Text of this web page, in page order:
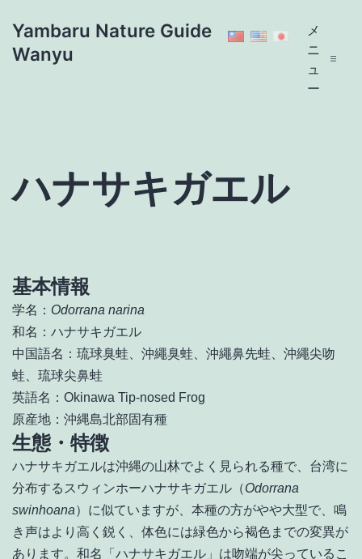
Yambaru Nature Guide
Wanyu
メ
ニ
ュ
ー
ハナサキガエル
基本情報
学名： Odorrana narina
和名：ハナサキガエル
中国語名：琉球臭蛙、沖繩臭蛙、沖繩鼻先蛙、沖繩尖吻
蛙、琉球尖鼻蛙
英語名：Okinawa Tip-nosed Frog
原産地：沖縄島北部固有種
生態・特徴
ハナサキガエルは沖縄の山林でよく見られる種で、台湾に
分布するスウィンホーハナサキガエル（Odorrana
swinhoana）に似ていますが、本種の方がやや大型で、鳴
き声はより高く鋭く、体色には緑色から褐色までの変異が
あります。和名「ハナサキガエル」は吻端が尖っているこ